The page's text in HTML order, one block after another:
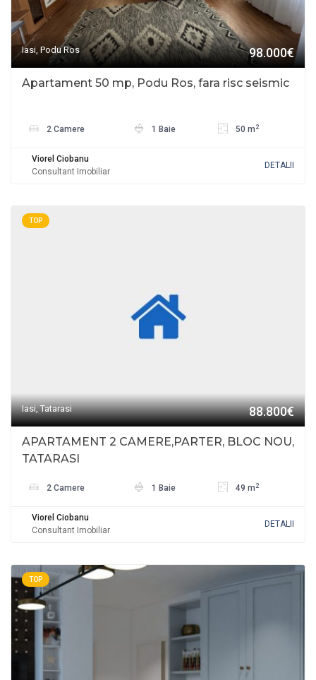
Iasi, Podu Ros 98.000€
Apartament 50 mp, Podu Ros, fara risc seismic
2 Camere 1 Baie 50 m 2
Viorel Ciobanu
Consultant Imobiliar
DETALII
TOP
Iasi, Tatarasi 88.800€
APARTAMENT 2 CAMERE,PARTER, BLOC NOU,
TATARASI
2 Camere 1 Baie 49 m 2
Viorel Ciobanu
Consultant Imobiliar
DETALII
TOP